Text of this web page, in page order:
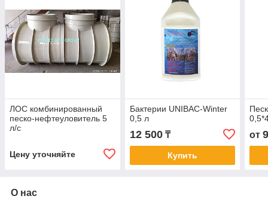
ЛОС комбинированный
песко-нефтеуловитель 5
л/с
Цену уточняйте
Бактерии UNIBAC-Winter
0,5 л
12 500₸
Купить
от
О нас